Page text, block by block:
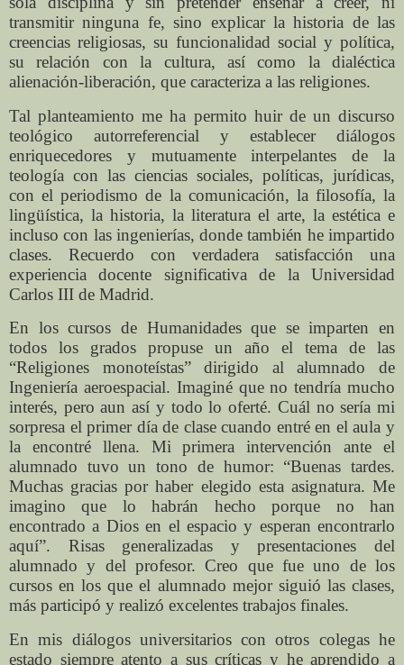
transmitir ninguna fe, sino explicar la historia de las
creencias religiosas, su funcionalidad social y política,
su relación con la cultura, así como la dialéctica
alienación-liberación, que caracteriza a las religiones.
Tal planteamiento me ha permito huir de un discurso
teológico autorreferencial y establecer diálogos
enriquecedores y mutuamente interpelantes de la
teología con las ciencias sociales, políticas, jurídicas,
con el periodismo de la comunicación, la filosofía, la
lingüística, la historia, la literatura el arte, la estética e
incluso con las ingenierías, donde también he impartido
clases. Recuerdo con verdadera satisfacción una
experiencia docente significativa de la Universidad
Carlos III de Madrid.
En los cursos de Humanidades que se imparten en
todos los grados propuse un año el tema de las
“Religiones monoteístas” dirigido al alumnado de
Ingeniería aeroespacial. Imaginé que no tendría mucho
interés, pero aun así y todo lo oferté. Cuál no sería mi
sorpresa el primer día de clase cuando entré en el aula y
la encontré llena. Mi primera intervención ante el
alumnado tuvo un tono de humor: “Buenas tardes.
Muchas gracias por haber elegido esta asignatura. Me
imagino que lo habrán hecho porque no han
encontrado a Dios en el espacio y esperan encontrarlo
aquí”. Risas generalizadas y presentaciones del
alumnado y del profesor. Creo que fue uno de los
cursos en los que el alumnado mejor siguió las clases,
más participó y realizó excelentes trabajos finales.
En mis diálogos universitarios con otros colegas he
estado siempre atento a sus críticas y he aprendido a